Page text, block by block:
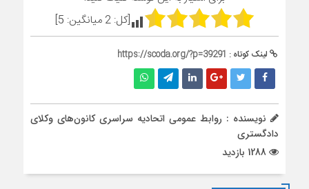
[کل:2 میانگین: 5
]
لینک کوتاه : https://scoda.org/?p=39291
نویسنده : روابط عمومی اتحادیه سراسری کانون‌های وکلای
دادگستری